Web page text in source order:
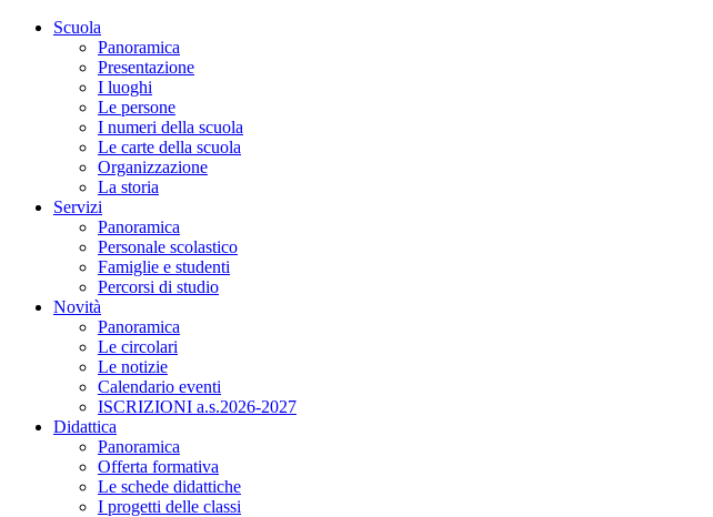
Scuola
Panoramica
Presentazione
I luoghi
Le persone
I numeri della scuola
Le carte della scuola
Organizzazione
La storia
Servizi
Panoramica
Personale scolastico
Famiglie e studenti
Percorsi di studio
Novità
Panoramica
Le circolari
Le notizie
Calendario eventi
ISCRIZIONI a.s.2026-2027
Didattica
Panoramica
Offerta formativa
Le schede didattiche
I progetti delle classi